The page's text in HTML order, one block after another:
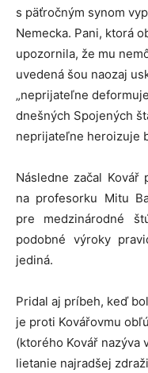
s päťročným synom
Nemecka. Pani, ktorá
upozornila, že mu
uvedená šou naozaj
„neprijateľne
dnešných Spojených
neprijateľne heroizuje
Následne začal
na profesorku Mitu
pre medzinárodné
podobné výroky
jediná.
Pridal aj príbeh, keď
je proti Kovářovmu
(ktorého Kovář nazýva
lietanie najradšej